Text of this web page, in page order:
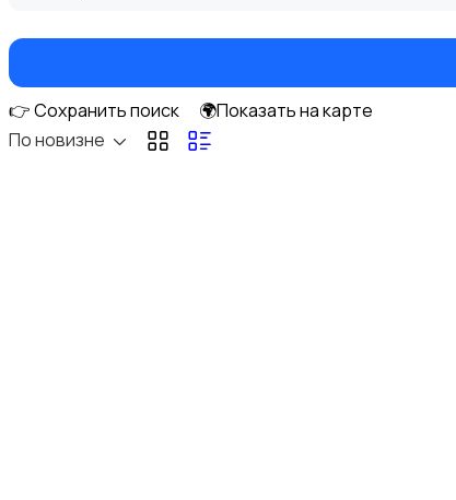
Ручные инструменты
👉 Сохранить поиск
🌍Показать на карте
По новизне